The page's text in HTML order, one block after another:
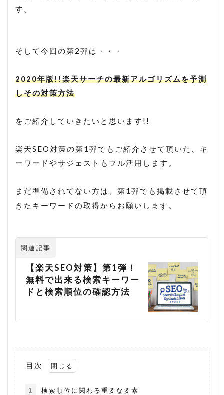
す。
そして今回の第2弾は・・・
2020年版!!楽天サーチの最新アルゴリズムを予測
しその対策方法
をご紹介していきたいと思います!!
楽天SEO対策の第1弾でもご紹介させて頂いた、キ
ーワードやサジェストもフル活用します。
まだ準備されてない方は、第1弾でも掲載させて頂
きたキーワードの取得からお願いします。
関連記事
【楽天SEO対策】第1弾！
無料で出来る検索キーワー
ドと検索順位の確認方法
目次
1 検索順位に関わる重要な要素
広告 改造
検索流入 検索結果 楽天 楽天 RMS
楽天 seo対策 2021 楽天 アルゴリズム
楽天 検索 上位 楽天 検索ボリューム
楽天seo アルゴリズム 2020
楽天seo アルゴリズム 2021
楽天SEO対策
楽天サーチ seo 楽天スーパーセール
楽天ユニオン 楽天市場
楽天検索順位チェック